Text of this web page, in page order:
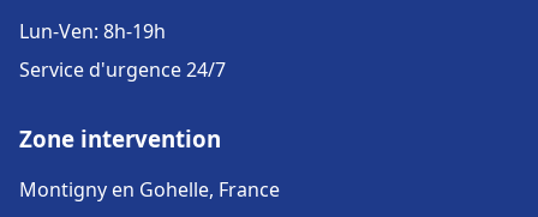
Lun-Ven: 8h-19h
Service d'urgence 24/7
Zone intervention
Montigny en Gohelle, France